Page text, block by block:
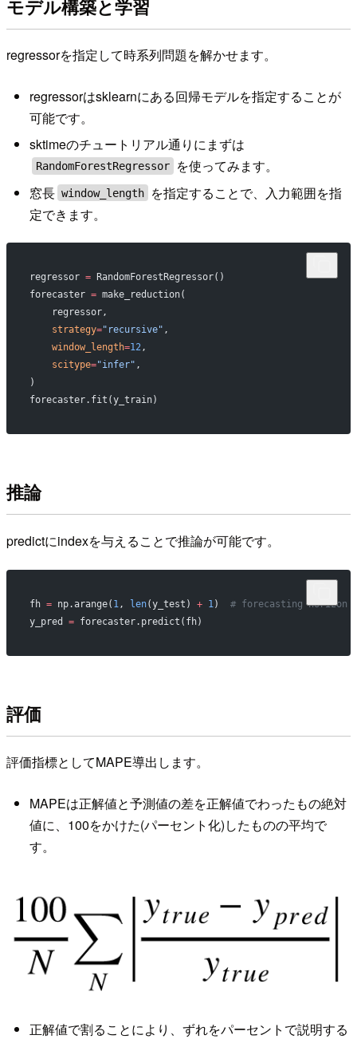
モデル構築と学習
regressorを指定して時系列問題を解かせます。
regressorはsklearnにある回帰モデルを指定することが
可能です。
sktimeのチュートリアル通りにまずは
RandomForestRegressor
を使ってみます。
窓長 window_length
を指定することで、入力範囲を指
定できます。
regressor = RandomForestRegressor()
forecaster = make_reduction(
    regressor,
    strategy
="recursive" ,
    window_length
=12,
    scitype
="infer" ,
)
forecaster.fit(y_train)
推論
predictにindexを与えることで推論が可能です。
fh = np.arange( 1 , len(y_test) + 1 ) # forecasting horizon
y_pred = forecaster.predict(fh)
評価
評価指標としてMAPE導出します。
MAPEは正解値と予測値の差を正解値でわったもの絶対
値に、100をかけた(パーセント化)したものの平均で
す。
正解値で割ることにより、ずれをパーセントで説明する